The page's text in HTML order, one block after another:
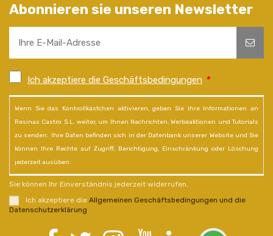
Abonnieren sie unseren Newsletter
Ich akzeptiere die Geschäftsbedingungen *
Wenn Sie das Kontrollkästchen aktivieren, geben Sie Ihre Informationen an
Resinas Castro S.L. weiter, um Ihnen Nachrichten, Werbeaktionen und Tutorials
zu senden. Ihre Daten befinden sich in der Datenbank unserer Website und Sie
können Ihre Rechte auf Zugriff, Berichtigung, Einschränkung oder Löschung
jederzeit ausüben.
Sie können Ihr Einverständnis jederzeit widerrufen.
Ich akzeptiere die Allgemeinen Geschäftsbedingungen und die
Datenschutzerklärung.